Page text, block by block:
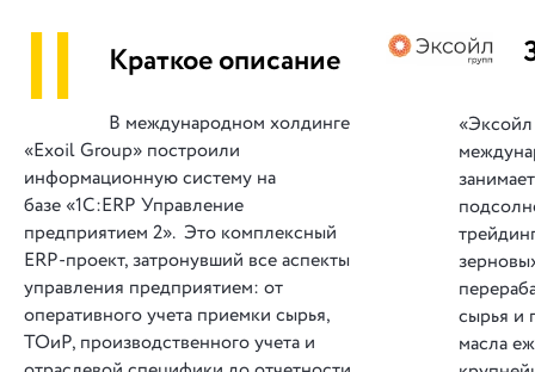
|| Краткое описание
В международном холдинге
«Exoil Group» построили
информационную систему на
базе «1С:ERP Управление
предприятием 2». Это комплексный
ERP-проект, затронувший все аспекты
управления предприятием: от
оперативного учета приемки сырья,
ТОиР, производственного учета и
сырья и
масла